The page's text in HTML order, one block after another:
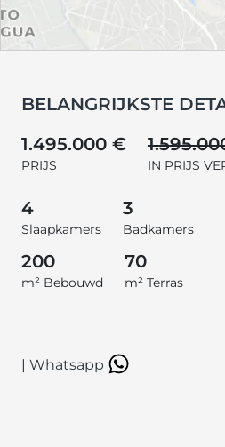
BELANGRIJKSTE
1.495.000 €
PRIJS IN PRIJS
4
Slaapkamers
3
Badkamers
200
m² Bebouwd
70
m² Terras
| Whatsapp